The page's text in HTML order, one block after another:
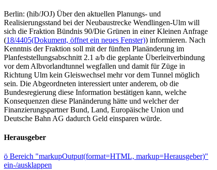
Berlin: (hib/JOJ) Über den aktuellen Planungs- und
Realisierungsstand bei der Neubaustrecke Wendlingen-Ulm will
sich die Fraktion Bündnis 90/Die Grünen in einer Kleinen Anfrage
(18/4405(Dokument, öffnet ein neues Fenster)) informieren. Nach
Kenntnis der Fraktion soll mit der fünften Planänderung im
Planfeststellungsabschnitt 2.1 a/b die geplante Überleitverbindung
vor dem Albvorlandtunnel wegfallen und damit für Züge in
Richtung Ulm kein Gleiswechsel mehr vor dem Tunnel möglich
sein. Die Abgeordneten interessiert unter anderem, ob die
Bundesregierung diese Information bestätigen kann, welche
Konsequenzen diese Planänderung hätte und welcher der
Finanzierungspartner Bund, Land, Europäische Union und
Deutsche Bahn AG dadurch Geld einsparen würde.
Herausgeber
ö Bereich "markupOutput(format=HTML, markup=Herausgeber)"
ein-/ausklappen